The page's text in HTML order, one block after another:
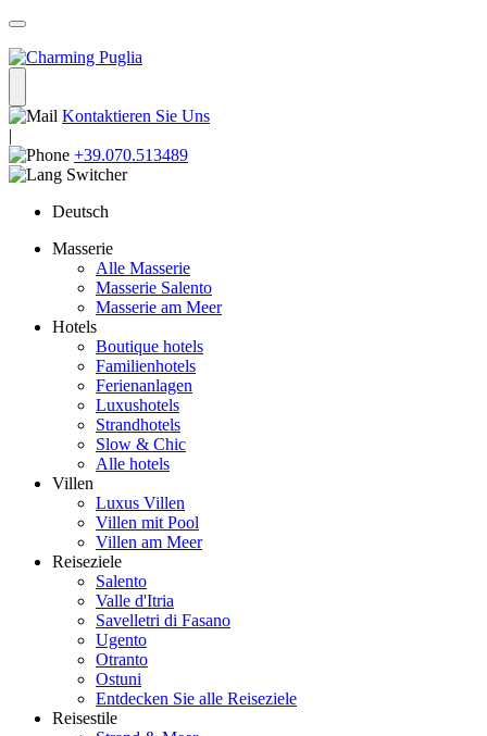
Kontaktieren Sie Uns
|
+39.070.513489
Deutsch
Masserie
Alle Masserie
Masserie Salento
Masserie am Meer
Hotels
Boutique hotels
Familienhotels
Ferienanlagen
Luxushotels
Strandhotels
Slow & Chic
Alle hotels
Villen
Luxus Villen
Villen mit Pool
Villen am Meer
Reiseziele
Salento
Valle d'Itria
Savelletri di Fasano
Ugento
Otranto
Ostuni
Entdecken Sie alle Reiseziele
Reisestile